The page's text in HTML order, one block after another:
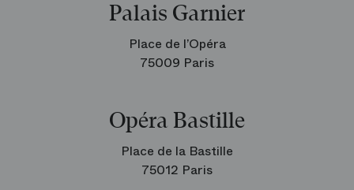
Palais Garnier
Place de l’Opéra
75009 Paris
Opéra Bastille
Place de la Bastille
75012 Paris